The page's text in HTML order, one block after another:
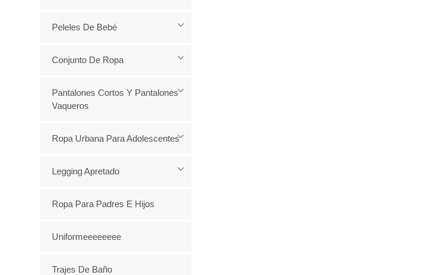
Peleles De Bebé
Conjunto De Ropa
Pantalones Cortos Y Pantalones
Vaqueros
Ropa Urbana Para Adolescentes
Legging Apretado
Ropa Para Padres E Hijos
Uniformeeeeeeee
Trajes De Baño